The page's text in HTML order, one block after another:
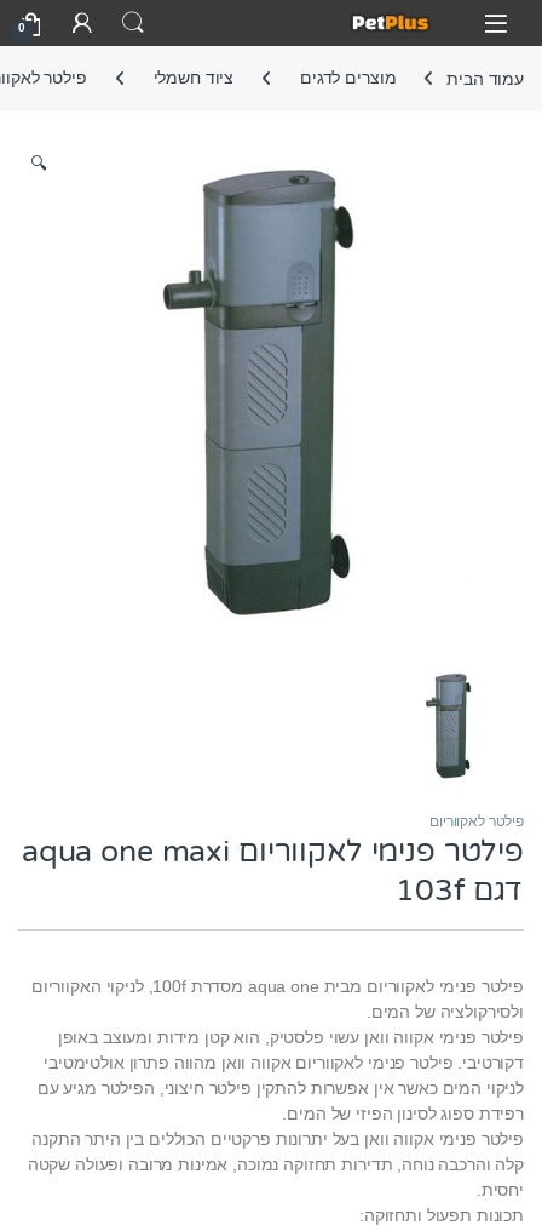
Skip to navigation
Skip to content
Open
0
עמוד הבית מוצרים לדגים ציוד חשמלי פילטר
🔍
פילטר לאקווריום
פילטר פנימי לאקווריום aqua one maxi
דגם 103f
פילטר פנימי לאקווריום מבית aqua one מסדרת 100f, לניקוי האקווריום
ולסירקולציה של המים.
פילטר פנימי אקווה וואן עשוי פלסטיק, הוא קטן מידות ומעוצב באופן
דקורטיבי. פילטר פנימי לאקווריום אקווה וואן מהווה פתרון אולטימטיבי
לניקוי המים כאשר אין אפשרות להתקין פילטר חיצוני, הפילטר מגיע עם
רפידת ספוג לסינון הפיזי של המים.
פילטר פנימי אקווה וואן בעל יתרונות פרקטיים הכוללים בין היתר התקנה
קלה והרכבה נוחה, תדירות תחזוקה נמוכה, אמינות מרובה ופעולה שקטה
יחסית.
תכונות תפעול ותחזוקה: